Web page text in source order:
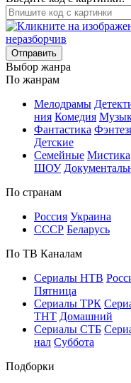
Отправить
Вы­бор жан­ра
По жан­рам
Ме­ло­дра­мы
ния Ко­ме­дия
Фан­та­сти­ка
Дет­ские
Се­мей­ные Мис­ти­ка
ШОУ
По стра­нам
Рос­сия Ук­раи­на
СССР Бе­ла­русь
По ТВ Ка­на­лам
Се­риа­лы НТВ
Пят­ни­ца
Се­риа­лы ТРК
ТНТ До­маш­ний
Се­риа­лы СТБ
нал Суб­бо­та
Подборки